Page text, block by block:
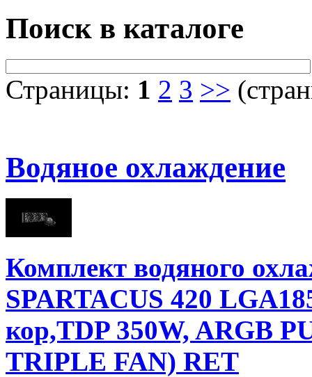
Поиск в каталоге
Страницы: 1 2 3 >>
Водяное охлаждение
Комплект водяного
SPARTACUS 420
кор,TDP 350W, ARGB
TRIPLE FAN) RET